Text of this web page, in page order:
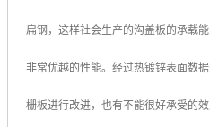
扁钢，这样社会生产的沟盖板的承载
非常优越的性能。经过热镀锌表面数
栅板进行改进，也有不能很好承受的